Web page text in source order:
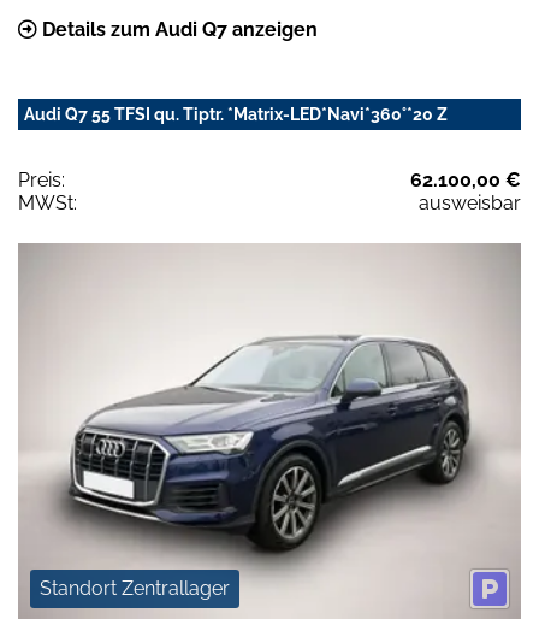
Details zum Audi Q7 anzeigen
Audi Q7 55 TFSI qu. Tiptr. *Matrix-LED*Navi*360°*20 Z
Preis:
62.100,00 €
MWSt:
ausweisbar
Standort Zentrallager